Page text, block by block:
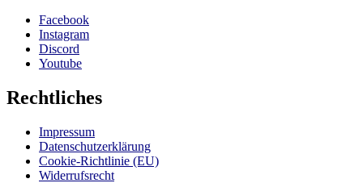
Facebook
Instagram
Discord
Youtube
Rechtliches
Impressum
Datenschutzerklärung
Cookie-Richtlinie (EU)
Widerrufsrecht